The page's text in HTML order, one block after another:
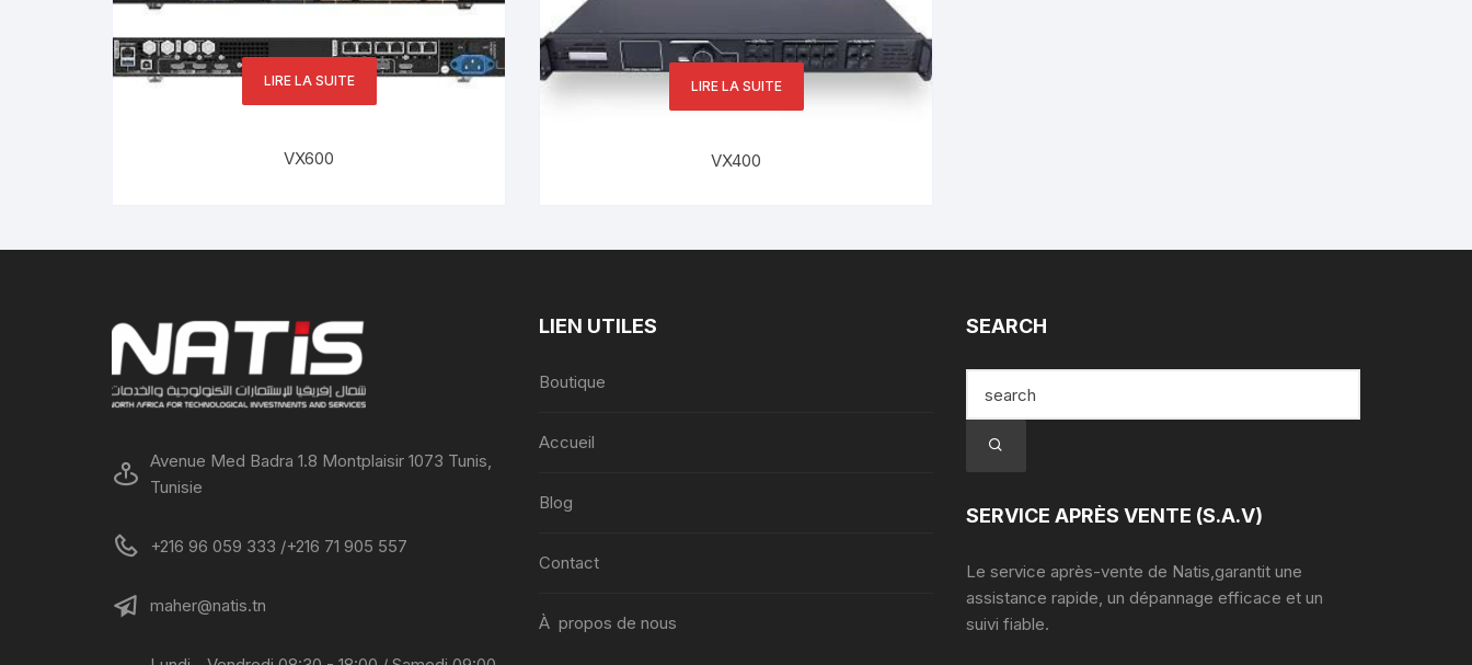
LIRE LA SUITE
VX600
LIRE LA SUITE
VX400
Avenue Med Badra 1.8 Montplaisir 1073 Tunis,
Tunisie
+216 96 059 333 /+216 71 905 557
maher@natis.tn
LIEN UTILES
Boutique
Accueil
Blog
Contact
À propos de nous
SEARCH
SERVICE APRÈS VENTE (S.A.V)
Le service après-vente de Natis,garantit une
assistance rapide, un dépannage efficace et un
suivi fiable.